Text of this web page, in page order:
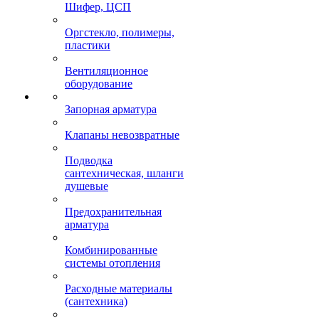
Шифер, ЦСП
Оргстекло, полимеры,
пластики
Вентиляционное
оборудование
Запорная арматура
Клапаны невозвратные
Подводка
сантехническая, шланги
душевые
Предохранительная
арматура
Комбинированные
системы отопления
Расходные материалы
(сантехника)